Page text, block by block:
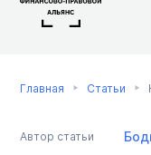
Главная Статьи
Автор статьи